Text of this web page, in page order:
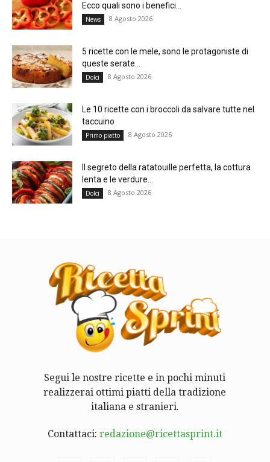
Ecco quali sono i benefici...
News 8 Agosto 2026
5 ricette con le mele, sono le protagoniste di
queste serate...
Dolci 8 Agosto 2026
Le 10 ricette con i broccoli da salvare tutte nel
taccuino
Primo piatto 8 Agosto 2026
Il segreto della ratatouille perfetta, la cottura
lenta e le verdure...
Dolci 8 Agosto 2026
Segui le nostre ricette e in pochi minuti
realizzerai ottimi piatti della tradizione
italiana e stranieri.
Contattaci: redazione@ricettasprint.it